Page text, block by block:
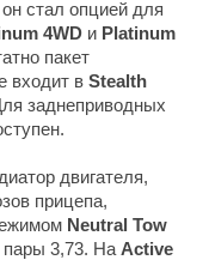
стал опцией для
4WD и Platinum
пакет
входит в Stealth
заднеприводных
двигателя,
прицепа,
Neutral Tow
пары 3,73. На Active